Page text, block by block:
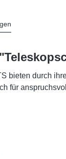
bieten durch
für